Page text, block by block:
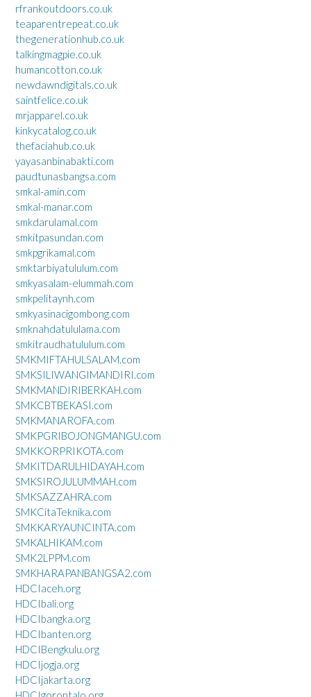
rfrankoutdoors.co.uk
teaparentrepeat.co.uk
thegenerationhub.co.uk
talkingmagpie.co.uk
humancotton.co.uk
newdawndigitals.co.uk
saintfelice.co.uk
mrjapparel.co.uk
kinkycatalog.co.uk
thefaciahub.co.uk
yayasanbinabakti.com
paudtunasbangsa.com
smkal-amin.com
smkal-manar.com
smkdarulamal.com
smkitpasundan.com
smkpgrikamal.com
smktarbiyatululum.com
smkyasalam-elummah.com
smkpelitaynh.com
smkyasinacigombong.com
smknahdatululama.com
smkitraudhatululum.com
SMKMIFTAHULSALAM.com
SMKSILIWANGIMANDIRI.com
SMKMANDIRIBERKAH.com
SMKCBTBEKASI.com
SMKMANAROFA.com
SMKPGRIBOJONGMANGU.com
SMKKORPRIKOTA.com
SMKITDARULHIDAYAH.com
SMKSIROJULUMMAH.com
SMKSAZZAHRA.com
SMKCitaTeknika.com
SMKKARYAUNCINTA.com
SMKALHIKAM.com
SMK2LPPM.com
SMKHARAPANBANGSA2.com
HDCIaceh.org
HDCIbali.org
HDCIbangka.org
HDCIbanten.org
HDCIBengkulu.org
HDCIjogja.org
HDCIjakarta.org